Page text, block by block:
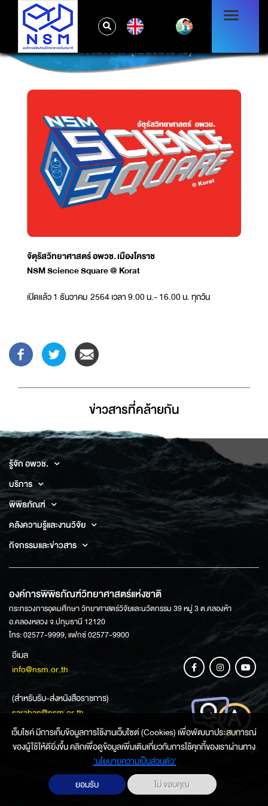
@KORAT (เมืองโคราช)
จัตุรัสวิทยาศาสตร์ อพวช. เมืองโคราช
NSM Science Square @ Korat
เปิดแล้ว 1 ธันวาคม 2564 เวลา 9.00 น.- 16.00 น. ทุกวัน
ข่าวสารที่่คล้ายกัน
รู้จัก อพวช.
บริการ
พิพิธภัณฑ์
คลังความรู้และงานวิจัย
กิจกรรมและข่าวสาร
องค์การพิพิธภัณฑ์วิทยาศาสตร์แห่งชาติ
กระทรวงการอุดมศึกษา วิทยาศาสตร์วิจัยและนวัตกรรม 39 หมู่ 3 ต.คลองห้า
อ.คลองหลวง จ.ปทุมธานี 12120
โทร: 02577-9999, แฟกซ์ 02577-9900
อีเมล
info@nsm.or.th
(สำหรับรับ-ส่งหนังสือราชการ)
saraban@nsm.or.th
ช่องทางการสอบถามข้อมูล
เว็บไซค์ มีการเก็บข้อมูลการใช้งานเว็บไซต์ (Cookies) เพื่อพัฒนาประสบการณ์
ของผู้ใช้ให้ดียิ่งขึ้น คลิกเพื่อดูข้อมูลเพิ่มเติมเกี่ยวกับการใช้คุกกี้ของเราผ่านทาง
‘นโยบายความเป็นส่วนตัว'
ยอมรับ
ไม่ ขอบคุณ